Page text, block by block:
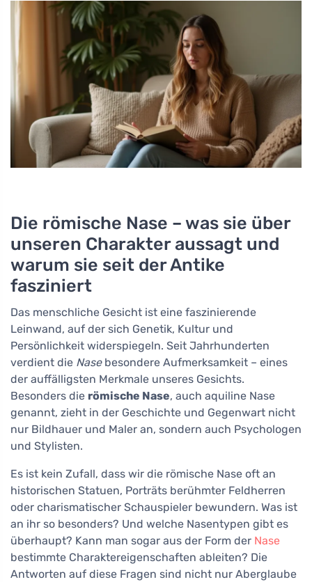
Die römische Nase – was sie über
unseren Charakter aussagt und
warum sie seit der Antike
fasziniert
Das menschliche Gesicht ist eine faszinierende
Leinwand, auf der sich Genetik, Kultur und
Persönlichkeit widerspiegeln. Seit Jahrhunderten
verdient die Nasebesondere Aufmerksamkeit – eines
der auffälligsten Merkmale unseres Gesichts.
Besonders die römische Nase, auch aquiline Nase
genannt, zieht in der Geschichte und Gegenwart nicht
nur Bildhauer und Maler an, sondern auch Psychologen
und Stylisten.
Es ist kein Zufall, dass wir die römische Nase oft an
historischen Statuen, Porträts berühmter Feldherren
oder charismatischer Schauspieler bewundern. Was ist
an ihr so besonders? Und welche Nasentypen gibt es
überhaupt? Kann man sogar aus der Form der Nase
bestimmte Charaktereigenschaften ableiten? Die
Antworten auf diese Fragen sind nicht nur Aberglaube